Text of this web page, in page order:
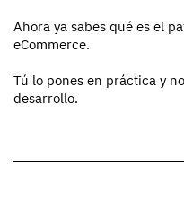
Ahora ya sabes qué es el
eCommerce.
Tú lo pones en práctica y
desarrollo.